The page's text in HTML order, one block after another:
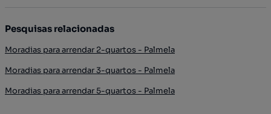
Pesquisas relacionadas
Moradias para arrendar 2-quartos - Palmela
Moradias para arrendar 3-quartos - Palmela
Moradias para arrendar 5-quartos - Palmela